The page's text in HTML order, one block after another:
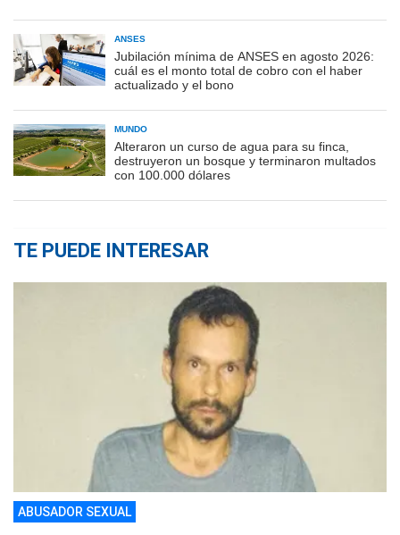
ANSES
Jubilación mínima de ANSES en agosto 2026:
cuál es el monto total de cobro con el haber
actualizado y el bono
MUNDO
Alteraron un curso de agua para su finca,
destruyeron un bosque y terminaron multados
con 100.000 dólares
TE PUEDE INTERESAR
ABUSADOR SEXUAL